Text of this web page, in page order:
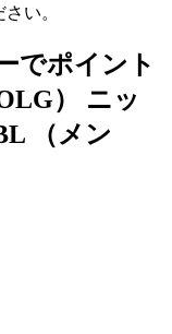
い。
でポイント
） ニッ
（メン